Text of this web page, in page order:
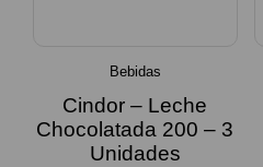
Bebidas
Cindor – Leche
Chocolatada 200 – 3
Unidades